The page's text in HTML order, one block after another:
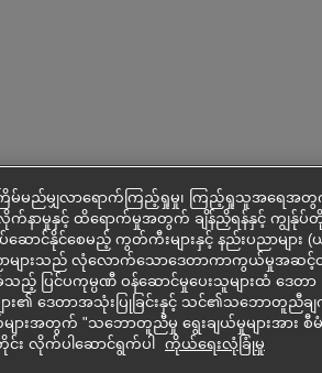
မ်မည်မျှလာရောက်ကြည့်ရှုမှု၊ ကြည့်ရှုသူအရေအ
က်နာမှုနှင့် ထိရောက်မှုအတွက် ချိန်ညှိရန်နှင့် ကျွန်ု
ောင်နိုင်စေမည့် ကွတ်ကီးများနှင့် နည်းပညာများ (
ာများသည် လုံလောက်သောဒေတာကာကွယ်မှုအဆင့်
ည့် ပြင်ပကုမ္ပဏီ ဝန်ဆောင်မှုပေးသူများထံ ဒေတာ
ျား၏ ဒေတာအသုံးပြုခြင်းနှင့် သင်၏သဘောတူညီခ
ားအတွက် "သဘောတူညီမှု ရွေးချယ်မှုများအား စီမံ
း လိုက်ပါဆောင်ရွက်ပါ
ကိုယ်ရေးလုံခြုံမှု